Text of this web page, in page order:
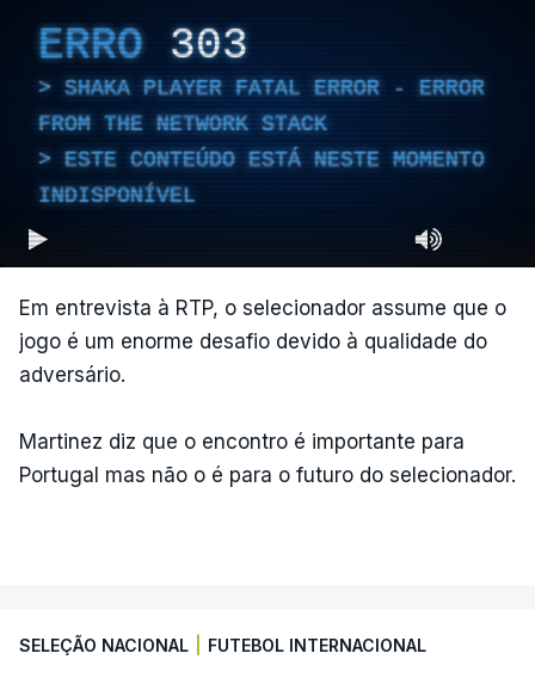
ERRO 303
SHAKA PLAYER FATAL ERROR - ERROR
FROM THE NETWORK STACK
ESTE CONTEÚDO ESTÁ NESTE MOMENTO
INDISPONÍVEL
Em entrevista à RTP, o selecionador assume que o
jogo é um enorme desafio devido à qualidade do
adversário.
Martinez diz que o encontro é importante para
Portugal mas não o é para o futuro do selecionador.
SELEÇÃO NACIONAL FUTEBOL INTERNACIONAL